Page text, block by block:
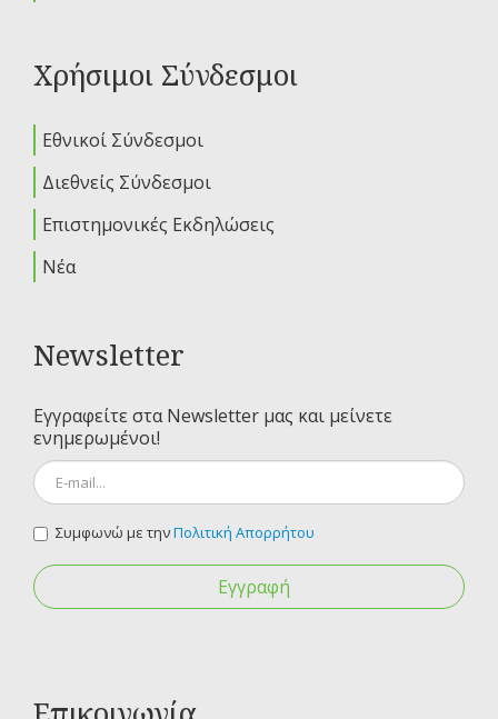
Χρήσιμοι Σύνδεσμοι
Εθνικοί Σύνδεσμοι
Διεθνείς Σύνδεσμοι
Επιστημονικές Εκδηλώσεις
Νέα
Newsletter
Εγγραφείτε στα Newsletter μας και μείνετε
ενημερωμένοι!
Συμφωνώ με τηνΠολιτική Απορρήτου
Εγγραφή